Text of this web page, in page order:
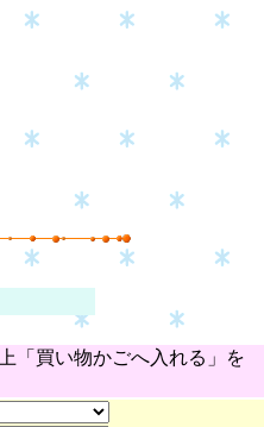
「買い物かごへ入れる」を